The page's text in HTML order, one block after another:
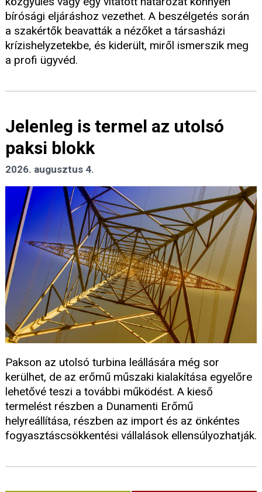
bírósági eljáráshoz vezethet. A beszélgetés során
a szakértők beavatták a nézőket a társasházi
krízishelyzetekbe, és kiderült, miről ismerszik meg
a profi ügyvéd.
Jelenleg is termel az utolsó
paksi blokk
2026. augusztus 4.
Pakson az utolsó turbina leállására még sor
kerülhet, de az erőmű műszaki kialakítása egyelőre
lehetővé teszi a további működést. A kieső
termelést részben a Dunamenti Erőmű
helyreállítása, részben az import és az önkéntes
fogyasztáscsökkentési vállalások ellensúlyozhatják.